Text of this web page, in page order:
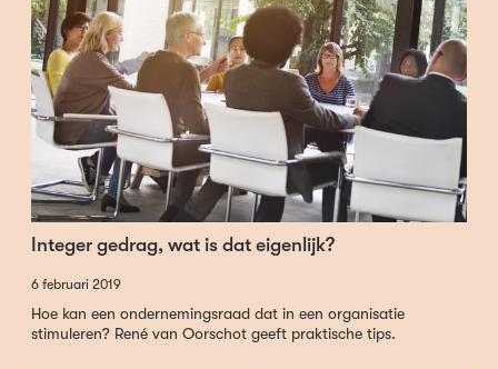
Integer gedrag, wat is dat eigenlijk?
6 februari 2019
Hoe kan een ondernemingsraad dat in een organisatie
stimuleren? René van Oorschot geeft praktische tips.